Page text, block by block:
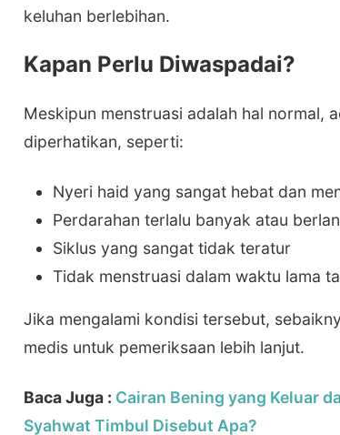
keluhan berlebihan.
Kapan Perlu Diwaspadai?
Meskipun menstruasi adalah hal normal,
diperhatikan, seperti:
Nyeri haid yang sangat hebat dan
Perdarahan terlalu banyak atau
Siklus yang sangat tidak teratur
Tidak menstruasi dalam waktu lama
Jika mengalami kondisi tersebut,
medis untuk pemeriksaan lebih lanjut.
Baca Juga : Cairan Bening yang Keluar
Syahwat Timbul Disebut Apa?